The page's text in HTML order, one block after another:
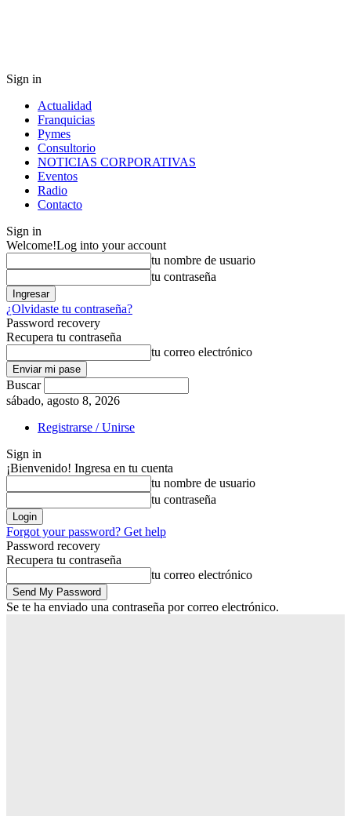
Sign in
Actualidad
Franquicias
Pymes
Consultorio
NOTICIAS CORPORATIVAS
Eventos
Radio
Contacto
Sign in
Welcome!Log into your account
tu nombre de usuario
tu contraseña
¿Olvidaste tu contraseña?
Password recovery
Recupera tu contraseña
tu correo electrónico
Buscar
sábado, agosto 8, 2026
Registrarse / Unirse
Sign in
¡Bienvenido! Ingresa en tu cuenta
tu nombre de usuario
tu contraseña
Forgot your password? Get help
Password recovery
Recupera tu contraseña
tu correo electrónico
Se te ha enviado una contraseña por correo electrónico.